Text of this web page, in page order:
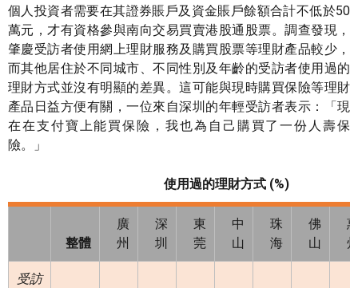
個人投資者需要在其證券賬戶及資金賬戶餘額合計不低於50
萬元，才有資格參與南向交易買賣港股通股票。調查發現，
肇慶受訪者使用網上理財服務及購買股票等理財產品較少，
而其他居住於不同城市、不同性別及年齡的受訪者使用過的
理財方式並沒有明顯的差異。這可能與現時購買保險等理財
產品日益方便有關，一位來自深圳的年輕受訪者表示：「現
在在支付寶上能買保險，我也為自己購買了一份人壽保
險。」
使用過的理財方式(%)
整體
廣
州
深
圳
東
莞
中
山
珠
海
佛
山
受訪